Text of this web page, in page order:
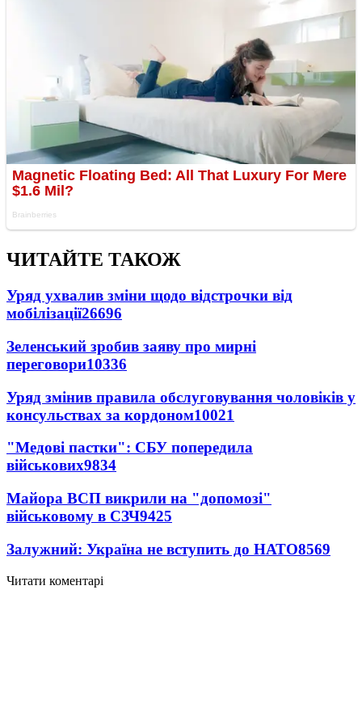
ЧИТАЙТЕ ТАКОЖ
Уряд ухвалив зміни щодо відстрочки від
мобілізації26696
Зеленський зробив заяву про мирні
переговори10336
Уряд змінив правила обслуговування чоловіків у
консульствах за кордоном10021
"Медові пастки": СБУ попередила
військових9834
Майора ВСП викрили на "допомозі"
військовому в СЗЧ9425
Залужний: Україна не вступить до НАТО8569
Читати коментарі